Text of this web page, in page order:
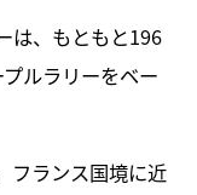
は、もともと196
ルラリーをベー
フランス国境に近